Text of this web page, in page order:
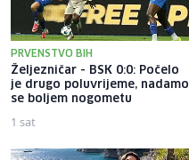
PRVENSTVO BIH
Željezničar - BSK 0:0: Počelo
je drugo poluvrijeme, nadamo
se boljem nogometu
1 sat